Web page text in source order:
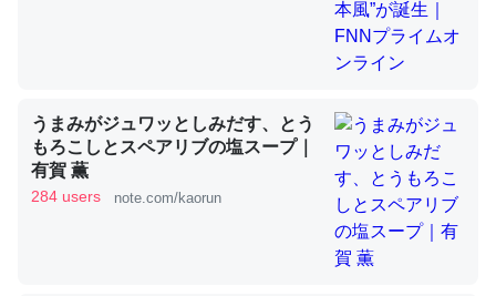
昆虫ってカルシウム少ないのか。知らんかった。調べたら
コオロギのカルシウム分はエビの600分の1程度。
─ニュース :: 【研究発表】昆虫学の大問題＝「昆虫はなぜ海にいな
論文では「淡水はカルシウムも酸素も不足してて両方に不
利だから両方が拮抗してるのでは」とあって面白い。海に
うまみがジュワッとしみだす、とう
もろこしとスペアリブの塩スープ｜
有賀 薫
284 users note.com/kaorun